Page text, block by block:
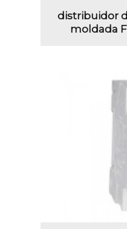
distribuidor
moldada